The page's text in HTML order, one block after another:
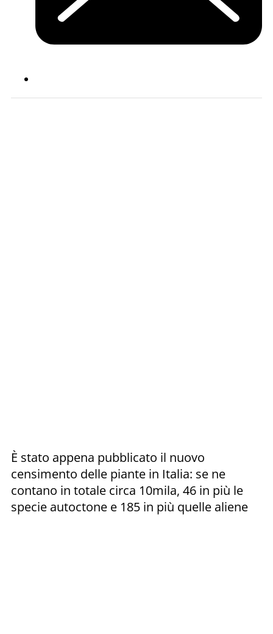
È stato appena pubblicato il nuovo
censimento delle piante in Italia: se ne
contano in totale circa 10mila, 46 in più le
specie autoctone e 185 in più quelle aliene